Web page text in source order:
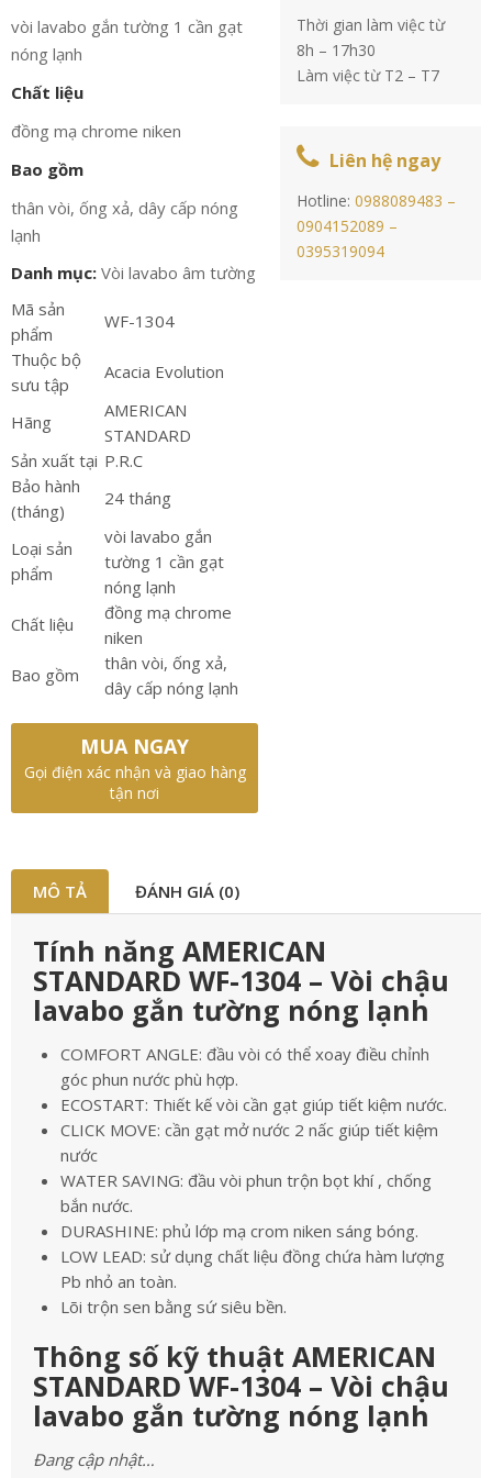
vòi lavabo gắn tường 1 cần gạt
nóng lạnh
Chất liệu
đồng mạ chrome niken
Bao gồm
thân vòi, ống xả, dây cấp nóng
lạnh
Danh mục: Vòi lavabo âm tường
Mã sản
phẩm
WF-1304
Thuộc bộ
sưu tập
Acacia Evolution
Hãng
AMERICAN
STANDARD
Sản xuất tại P.R.C
Bảo hành
(tháng)
24 tháng
Loại sản
phẩm
vòi lavabo gắn
tường 1 cần gạt
nóng lạnh
Chất liệu
đồng mạ chrome
niken
Bao gồm
thân vòi, ống xả,
dây cấp nóng lạnh
MUA NGAY
Gọi điện xác nhận và giao hàng
tận nơi
Thời gian làm việc từ
8h – 17h30
Làm việc từ T2 – T7
Liên hệ ngay
Hotline:0988089483 –
0904152089 –
0395319094
MÔ TẢ ĐÁNH GIÁ (0)
Tính năng AMERICAN
STANDARD WF-1304 – Vòi chậu
lavabo gắn tường nóng lạnh
COMFORT ANGLE: đầu vòi có thể xoay điều chỉnh
góc phun nước phù hợp.
ECOSTART: Thiết kế vòi cần gạt giúp tiết kiệm nước.
CLICK MOVE: cần gạt mở nước 2 nấc giúp tiết kiệm
nước
WATER SAVING: đầu vòi phun trộn bọt khí , chống
bắn nước.
DURASHINE: phủ lớp mạ crom niken sáng bóng.
LOW LEAD: sử dụng chất liệu đồng chứa hàm lượng
Pb nhỏ an toàn.
Lõi trộn sen bằng sứ siêu bền.
Thông số kỹ thuật AMERICAN
STANDARD WF-1304 – Vòi chậu
lavabo gắn tường nóng lạnh
Đang cập nhật…